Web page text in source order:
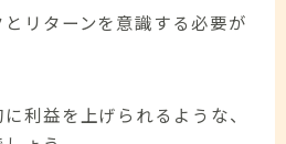
リターンを意識する必要が
利益を上げられるような、